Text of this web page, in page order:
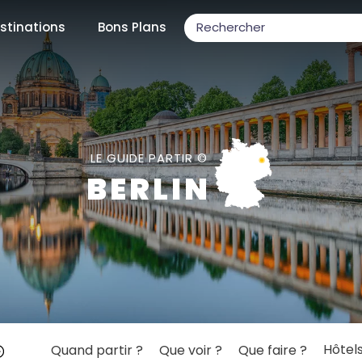
Bons Plans
LE GUIDE PARTIR ©
BERLIN
Quand partir ? Que voir ? Que faire ? Hôtels
populaires
mois
Février Mars Avril Mai Juin Juillet Août
Novembre Décembre